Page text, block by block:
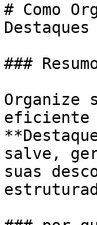
# Como
Destaques
###
Organize
eficiente
salve,
suas